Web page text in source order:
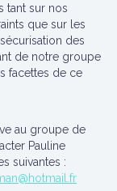
tant sur nos
que sur les
des
de notre groupe
facettes de ce
au groupe de
Pauline
suivantes :